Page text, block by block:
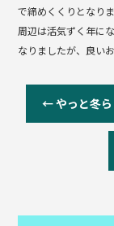
で締めくくりとなり
周辺は活気ずく年に
なりましたが、良い
←やっと冬